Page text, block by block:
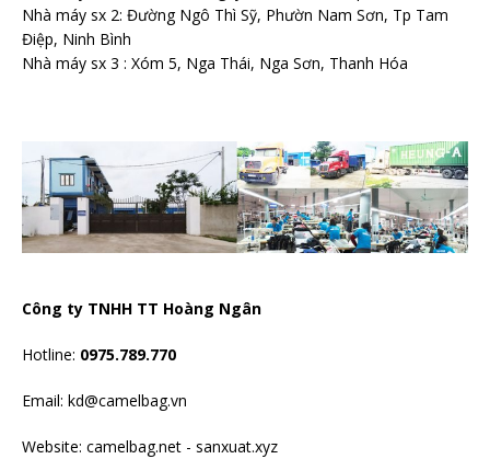
Nhà máy sx 2: Đường Ngô Thì Sỹ, Phườn Nam Sơn, Tp Tam
Điệp, Ninh Bình
Nhà máy sx 3 : Xóm 5, Nga Thái, Nga Sơn, Thanh Hóa
Công ty TNHH TT Hoàng Ngân
Hotline: 0975.789.770
Email: kd@camelbag.vn
Website: camelbag.net - sanxuat.xyz